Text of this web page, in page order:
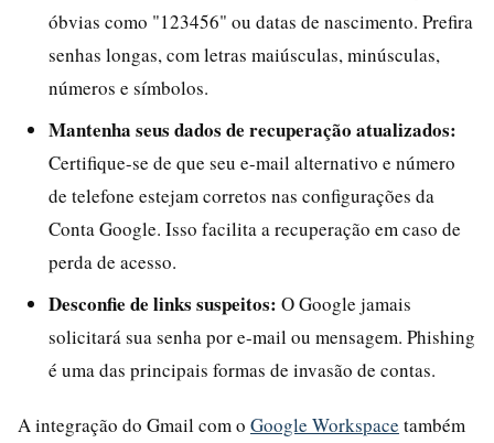
óbvias como "123456" ou datas de nascimento. Prefira
senhas longas, com letras maiúsculas, minúsculas,
números e símbolos.
Mantenha seus dados de recuperação atualizados:
Certifique-se de que seu e-mail alternativo e número
de telefone estejam corretos nas configurações da
Conta Google. Isso facilita a recuperação em caso de
perda de acesso.
Desconfie de links suspeitos: O Google jamais
solicitará sua senha por e-mail ou mensagem. Phishing
é uma das principais formas de invasão de contas.
A integração do Gmail com o Google Workspace também